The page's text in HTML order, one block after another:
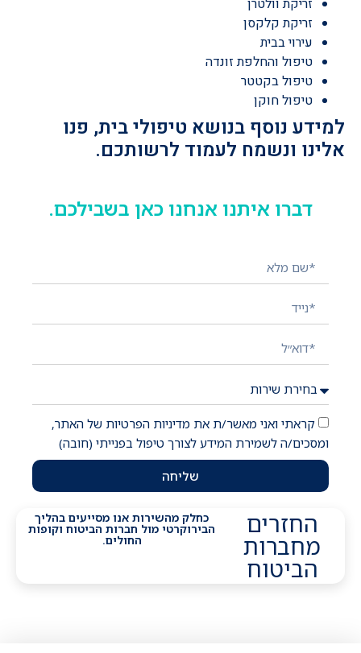
זריקת וולטרן
זריקת קלקסן
עירוי בבית
טיפול והחלפת זונדה
טיפול בקטטר
טיפול חוקן
למידע נוסף בנושא טיפולי בית, פנו
אלינו ונשמח לעמוד לרשותכם.
דברו איתנו אנחנו כאן בשבילכם.
השאירו פרטים ונציג יחזור אליכם בהקדם!
קראתי ואני מאשר/ת את מדיניות הפרטיות של האתר,
ומסכים/ה לשמירת המידע לצורך טיפול בפנייתי (חובה)
שליחה
החזרים
מחברות
הביטוח
כחלק מהשירות אנו מסייעים בהליך
הבירוקרטי מול חברות הביטוח וקופות
החולים.